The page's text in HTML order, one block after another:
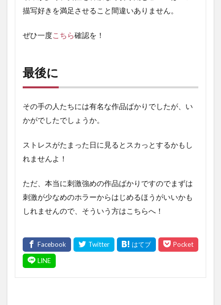
描写好きを満足させること間違いありません。
ぜひ一度こちら確認を！
最後に
その手の人たちには有名な作品ばかりでしたが、い
かがでしたでしょうか。
ストレスがたまった日に見るとスカっとするかもし
れませんよ！
ただ、本当に刺激強めの作品ばかりですのでまずは
刺激が少なめのホラーからはじめるほうがいいかも
しれませんので、そういう方はこちらへ！